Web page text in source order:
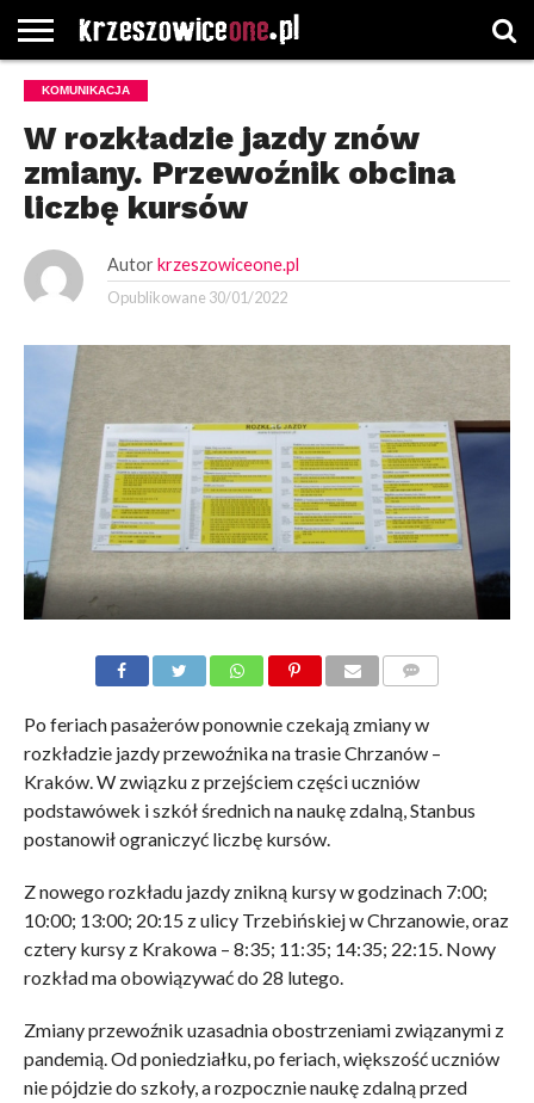
STRONA
GŁÓWNA
WYBORY
WYBIERZ
ROZKŁADY
GREGORCZYK
KONTAKT
KOMUNIKACJA
W rozkładzie jazdy znów
zmiany. Przewoźnik obcina
liczbę kursów
Autor krzeszowiceone.pl
Opublikowane 30/01/2022
Po feriach pasażerów ponownie czekają zmiany w
rozkładzie jazdy przewoźnika na trasie Chrzanów –
Kraków. W związku z przejściem części uczniów
podstawówek i szkół średnich na naukę zdalną, Stanbus
postanowił ograniczyć liczbę kursów.
Z nowego rozkładu jazdy znikną kursy w godzinach 7:00;
10:00; 13:00; 20:15 z ulicy Trzebińskiej w Chrzanowie, oraz
cztery kursy z Krakowa – 8:35; 11:35; 14:35; 22:15. Nowy
rozkład ma obowiązywać do 28 lutego.
Zmiany przewoźnik uzasadnia obostrzeniami związanymi z
pandemią. Od poniedziałku, po feriach, większość uczniów
nie pójdzie do szkoły, a rozpocznie naukę zdalną przed